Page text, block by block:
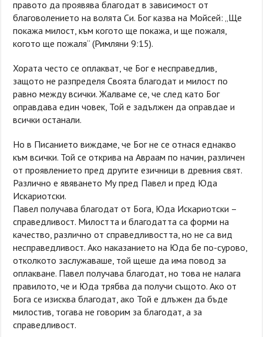
правото да проявява благодат в зависимост от
благоволението на волята Си. Бог казва на Мойсей: „Ще
покажа милост, към когото ще покажа, и ще пожаля,
когото ще пожаля“ (Римляни 9:15).
Хората често се оплакват, че Бог е несправедлив,
защото не разпределя Своята благодат и милост по
равно между всички. Жалваме се, че след като Бог
оправдава един човек, Той е задължен да оправдае и
всички останали.
Но в Писанието виждаме, че Бог не се отнася еднакво
към всички. Той се открива на Авраам по начин, различен
от проявлението пред другите езичници в древния свят.
Различно е явяването Му пред Павел и пред Юда
Искариотски.
Павел получава благодат от Бога, Юда Искариотски –
справедливост. Милостта и благодатта са форми на
качество, различно от справедливостта, но не са вид
несправедливост. Ако наказанието на Юда бе по-сурово,
отколкото заслужаваше, той щеше да има повод за
оплакване. Павел получава благодат, но това не налага
правилото, че и Юда трябва да получи същото. Ако от
Бога се изисква благодат, ако Той е длъжен да бъде
милостив, тогава не говорим за благодат, а за
справедливост.